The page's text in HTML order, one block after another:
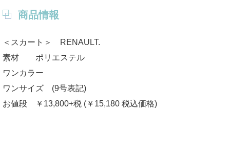
商品情報
＜スカート＞ RENAULT.
素材 ポリエステル
ワンカラー
ワンサイズ (9号表記)
お値段 ￥13,800+税 (￥15,180 税込価格)